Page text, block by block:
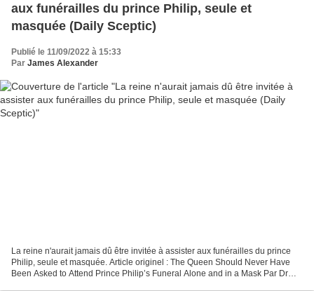
aux funérailles du prince Philip, seule et
masquée (Daily Sceptic)
Publié le 11/09/2022 à 15:33
Par James Alexander
La reine n'aurait jamais dû être invitée à assister aux funérailles du prince
Philip, seule et masquée. Article originel : The Queen Should Never Have
Been Asked to Attend Prince Philip’s Funeral Alone and in a Mask Par Dr